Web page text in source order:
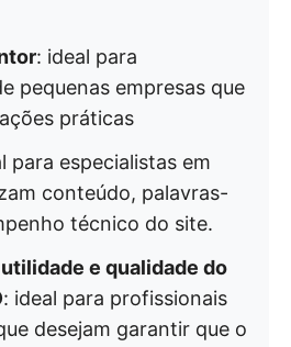
: ideal para
pequenas empresas que
práticas
para especialistas em
conteúdo, palavras-
técnico do site.
e qualidade do
: ideal para profissionais
desejam garantir que o